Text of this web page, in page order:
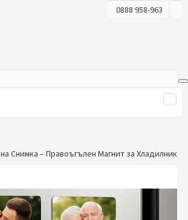
0888 958-963
Снимка – Правоъгълен Магнит за Хладилник